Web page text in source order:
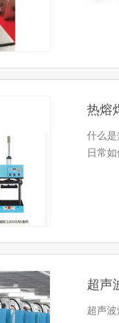
热熔
什么
日常
超声
超声